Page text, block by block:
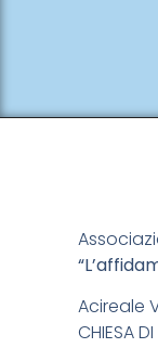
Acireale
CHIESA